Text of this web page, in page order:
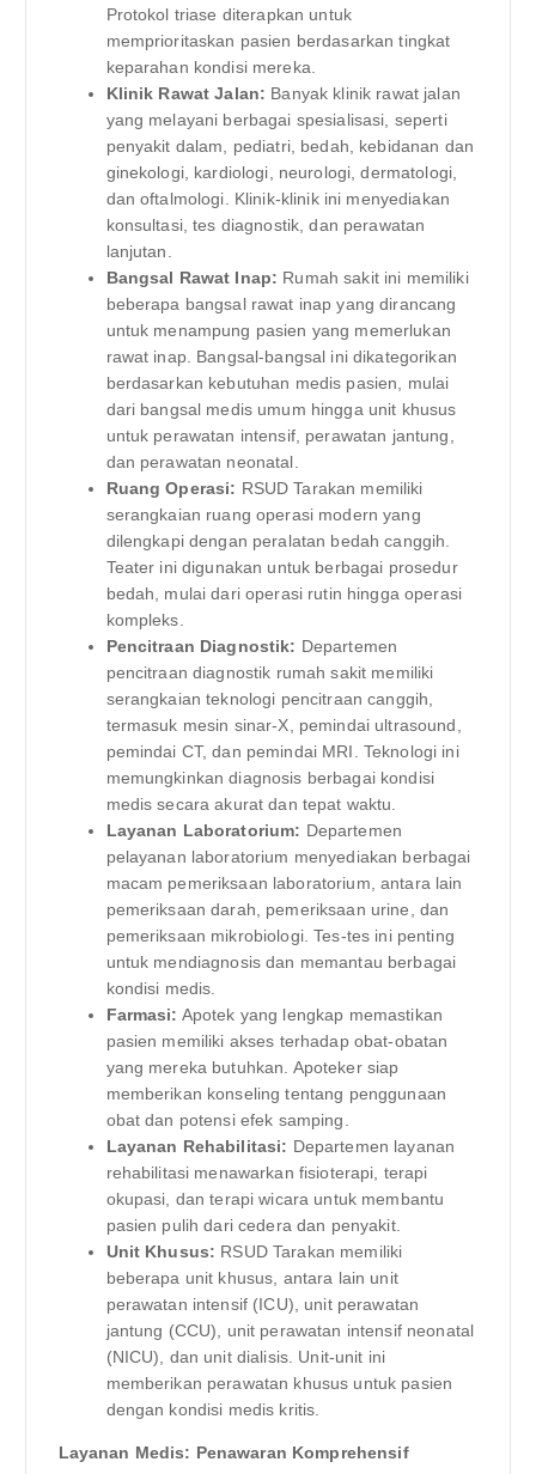
Protokol triase diterapkan untuk
memprioritaskan pasien berdasarkan tingkat
keparahan kondisi mereka.
Klinik Rawat Jalan: Banyak klinik rawat jalan
yang melayani berbagai spesialisasi, seperti
penyakit dalam, pediatri, bedah, kebidanan dan
ginekologi, kardiologi, neurologi, dermatologi,
dan oftalmologi. Klinik-klinik ini menyediakan
konsultasi, tes diagnostik, dan perawatan
lanjutan.
Bangsal Rawat Inap: Rumah sakit ini memiliki
beberapa bangsal rawat inap yang dirancang
untuk menampung pasien yang memerlukan
rawat inap. Bangsal-bangsal ini dikategorikan
berdasarkan kebutuhan medis pasien, mulai
dari bangsal medis umum hingga unit khusus
untuk perawatan intensif, perawatan jantung,
dan perawatan neonatal.
Ruang Operasi: RSUD Tarakan memiliki
serangkaian ruang operasi modern yang
dilengkapi dengan peralatan bedah canggih.
Teater ini digunakan untuk berbagai prosedur
bedah, mulai dari operasi rutin hingga operasi
kompleks.
Pencitraan Diagnostik: Departemen
pencitraan diagnostik rumah sakit memiliki
serangkaian teknologi pencitraan canggih,
termasuk mesin sinar-X, pemindai ultrasound,
pemindai CT, dan pemindai MRI. Teknologi ini
memungkinkan diagnosis berbagai kondisi
medis secara akurat dan tepat waktu.
Layanan Laboratorium: Departemen
pelayanan laboratorium menyediakan berbagai
macam pemeriksaan laboratorium, antara lain
pemeriksaan darah, pemeriksaan urine, dan
pemeriksaan mikrobiologi. Tes-tes ini penting
untuk mendiagnosis dan memantau berbagai
kondisi medis.
Farmasi: Apotek yang lengkap memastikan
pasien memiliki akses terhadap obat-obatan
yang mereka butuhkan. Apoteker siap
memberikan konseling tentang penggunaan
obat dan potensi efek samping.
Layanan Rehabilitasi: Departemen layanan
rehabilitasi menawarkan fisioterapi, terapi
okupasi, dan terapi wicara untuk membantu
pasien pulih dari cedera dan penyakit.
Unit Khusus: RSUD Tarakan memiliki
beberapa unit khusus, antara lain unit
perawatan intensif (ICU), unit perawatan
jantung (CCU), unit perawatan intensif neonatal
(NICU), dan unit dialisis. Unit-unit ini
memberikan perawatan khusus untuk pasien
dengan kondisi medis kritis.
Layanan Medis: Penawaran Komprehensif